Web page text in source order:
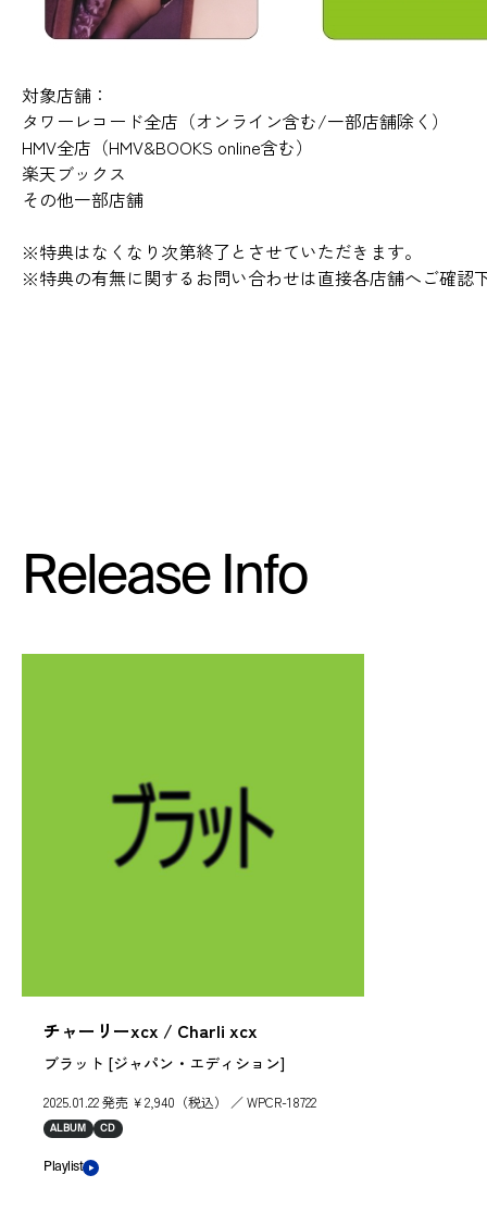
対象店舗：
タワーレコード全店（オンライン含む/一部店舗除く）
HMV全店（HMV&BOOKS online含む）
楽天ブックス
その他一部店舗
※特典はなくなり次第終了とさせていただきます。
※特典の有無に関するお問い合わせは直接各店舗へご確認
Release Info
チャーリーxcx / Charli xcx
ブラット [ジャパン・エディション]
2025.01.22 発売 ￥2,940（税込） ／ WPCR-18722
ALBUM CD
Playlist